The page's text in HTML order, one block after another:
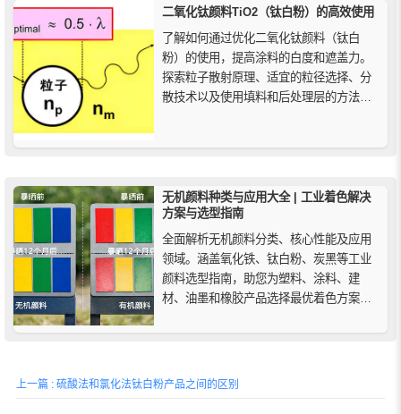
二氧化钛颜料TiO2（钛白粉）的高效使用
了解如何通过优化二氧化钛颜料（钛白
粉）的使用，提高涂料的白度和遮盖力。
探索粒子散射原理、适宜的粒径选择、分
散技术以及使用填料和后处理层的方法，
无机颜料种类与应用大全 | 工业着色解决
方案与选型指南
全面解析无机颜料分类、核心性能及应用
领域。涵盖氧化铁、钛白粉、炭黑等工业
颜料选型指南，助您为塑料、涂料、建
材、油墨和橡胶产品选择最优着色方案，
上一篇 : 硫酸法和氯化法钛白粉产品之间的区别